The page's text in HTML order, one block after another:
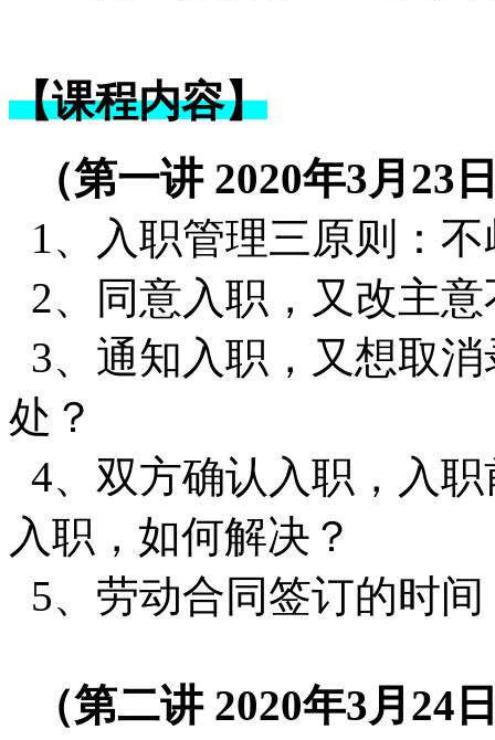
【课程内容】
（第一讲 2020年3月23
1、入职管理三原则：
2、同意入职，又改主
3、通知入职，又想取
处？
4、双方确认入职，入
入职，如何解决？
5、劳动合同签订的时
（第二讲 2020年3月24